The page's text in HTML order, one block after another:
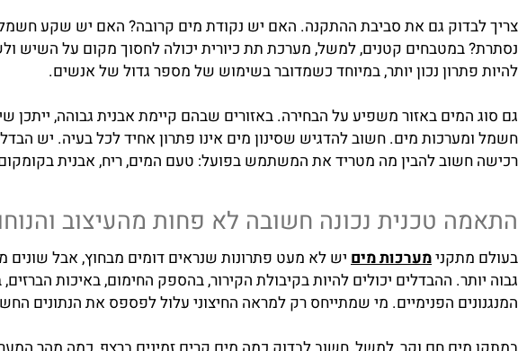
גם את סביבת ההתקנה. האם יש נקודת מים קרובה? האם יש שקע חשמל
קטנים, למשל, מערכת תת כיורית יכולה לחסוך מקום על השיש ולשמור
באזור משפיע על הבחירה. באזורים שבהם קיימת אבנית גבוהה, ייתכן
מים. חשוב להדגיש שסינון מים אינו פתרון אחיד לכל בעיה. יש הבדל בין
טכנית נכונה חשובה לא פחות מהעיצוב והנוחות
מערכות מים יש לא מעט פתרונות שנראים דומים מבחוץ, אבל שונים
ההבדלים יכולים להיות בקיבולת הקירור, בהספק החימום, באיכות הברזים,
הפנימיים. מי שמתייחס רק למראה החיצוני עלול לפספס את הנתונים